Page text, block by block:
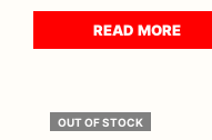
READ MORE
OUT OF STOCK